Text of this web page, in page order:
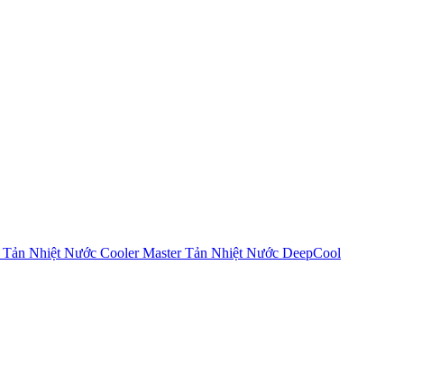
Tản Nhiệt Nước Cooler MasterTản Nhiệt Nước DeepCool